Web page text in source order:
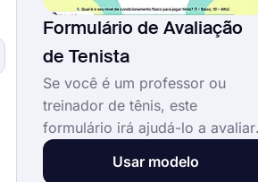
Formulário de Avaliação
de Tenista
Se você é um professor ou
treinador de tênis, este
formulário irá ajudá-lo a avaliar
seus alunos com mais facilidade.
Com o modelo de formulário de
Usar modelo